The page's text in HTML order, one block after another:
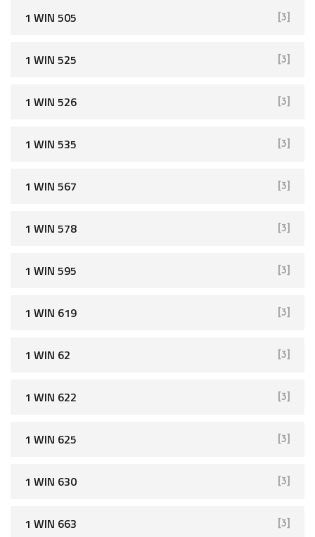
1 WIN 505 [3]
1 WIN 525 [3]
1 WIN 526 [3]
1 WIN 535 [3]
1 WIN 567 [3]
1 WIN 578 [3]
1 WIN 595 [3]
1 WIN 619 [3]
1 WIN 62 [3]
1 WIN 622 [3]
1 WIN 625 [3]
1 WIN 630 [3]
1 WIN 663 [3]